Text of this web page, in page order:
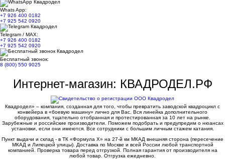
Whats App:
+7 926 400 0182
+7 925 542 0920
Telegram / MAX:
+7 926 400 0182
+7 925 542 0920
Бесплатный звонок:
8 (800) 550 9025
Интернет-магазин: КВАДРОДЕЛ.РФ
Квадродел» – компания, созданная для того, чтобы превратить заводской квадроцикл с
конвейера в «боевую машину» лично для Вас. Вся линейка дополнительного
оборудования, тщательно отобранная и протестированная за 10 лет на рынке.
Зарубежные и российские производители. Поможем подобрать и предупредим о нюансах
установки, если они имеются. Все сотрудники с большим личным стажем катания.
Пункт выдачи и склад - в ТК «Формула X» на 27-й км МКАД внешняя сторона (пересечение
МКАД и Липецкой улицы). Доставка по Москве и всей России любой транспортной
компанией. Проверка товара перед отгрузкой. Полная гарантия от производителя на
любой товар. Отгрузка ежедневно.